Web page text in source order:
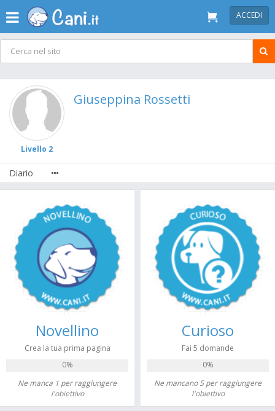
ACCEDI
Livello 2
Giuseppina Rossetti
Diario
Novellino
Crea la tua prima pagina
0%
Ne manca 1 per raggiungere
l'obiettivo
Curioso
Fai 5 domande
0%
Ne mancano 5 per raggiungere
l'obiettivo